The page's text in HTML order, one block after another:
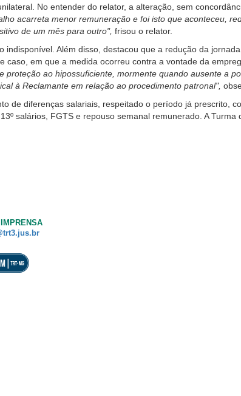
No entender do relator, a alteração, sem
acarreta menor remuneração e foi isto que aconteceu,
de um mês para outro", frisou o relator.
Além disso, destacou que a redução da
em que a medida ocorreu contra a vontade da
ao hipossuficiente, mormente quando ausente a
à Reclamante em relação ao procedimento patronal",
de diferenças salariais, respeitado o período já prescrito,
salários, FGTS e repouso semanal remunerado. A Turma